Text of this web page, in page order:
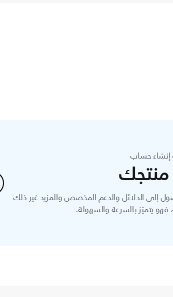
إنشاء حساب
إلى الدلائل والدعم المخصص والمزيد غير ذلك
يتميّز بالسرعة والسهولة.